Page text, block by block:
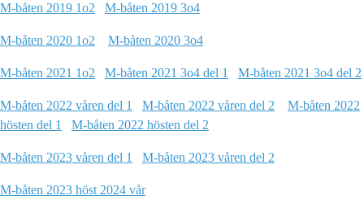
M-båten 2019 1o2 M-båten 2019 3o4
M-båten 2020 1o2 M-båten 2020 3o4
M-båten 2021 1o2 M-båten 2021 3o4 del 1 M-båten 2021 3o4 del 2
M-båten 2022 våren del 1 M-båten 2022 våren del 2
M-båten 2022
hösten del 1
M-båten 2022 hösten del 2
M-båten 2023 våren del 1 M-båten 2023 våren del 2
M-båten 2023 höst 2024 vår